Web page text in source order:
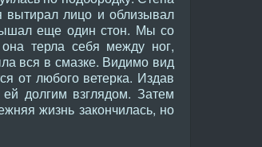
вытирал лицо и облизывал
еще один стон. Мы со
терла себя между ног,
вся в смазке. Видимо вид
от любого ветерка. Издав
долгим взглядом. Затем
жизнь закончилась, но